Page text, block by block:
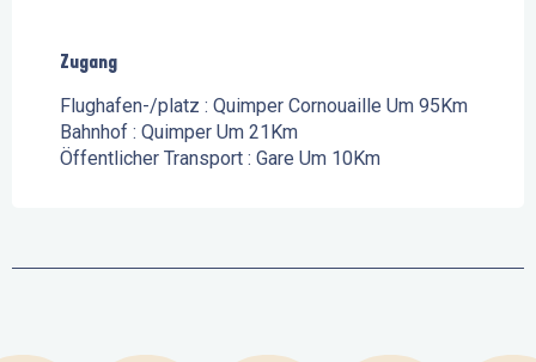
Zugang
Zugang
Flughafen-/platz : Quimper Cornouaille Um 95Km
Bahnhof : Quimper Um 21Km
Öffentlicher Transport : Gare Um 10Km